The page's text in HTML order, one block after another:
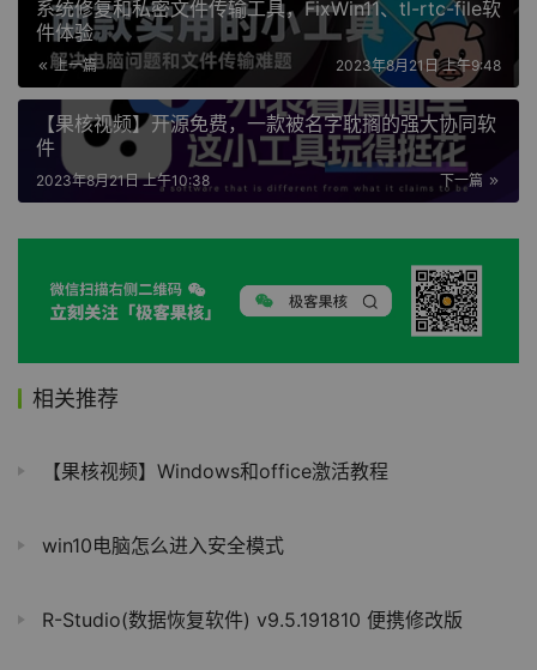
系统修复和私密文件传输工具，FixWin11、tl-rtc-file软
件体验
上一篇 2023年8月21日 上午9:48
【果核视频】开源免费，一款被名字耽搁的强大协同软
件
下一篇
2023年8月21日 上午10:38
相关推荐
【果核视频】Windows和office激活教程
win10电脑怎么进入安全模式
R-Studio(数据恢复软件) v9.5.191810 便携修改版